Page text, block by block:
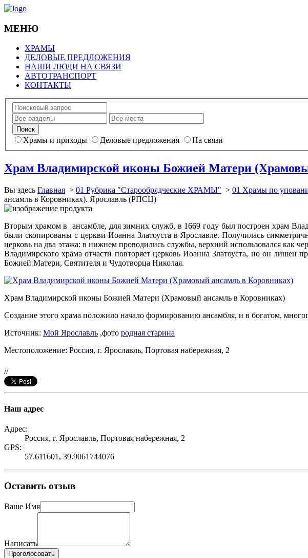
МЕНЮ
ХРАМЫ
ДЕЛОВЫЕ ПРЕДЛОЖЕНИЯ
НАШИ ЛЮДИ НА СВЯЗИ
АВТОТРАНСПОРТ
КОНТАКТЫ
Храмы и приходы Деловые предложения На связи
Храм Владимирской иконы Божией Матери
Вы здесь Главная > 01 Рубрика "Старообрядческие ХРАМЫ" > 01 Храмы по
ансамль в Коровниках). Ярославль (РПСЦ)
Вторым храмом в ансамбле, для зимних служб, в 1669 году был построен храм
были скопированы с церкви Иоанна Златоуста в Ярославле. Получилась
церковь на два этажа: в нижнем проводились службы, верхний использовался как
Владимирского храма отчасти повторяет церковь Иоанна Златоуста, но он
Божией Матери, Святителя и Чудотворца Николая.
Храм Владимирской иконы Божией Матери (Храмовый ансамль в Коровниках)
Создание этого храма положило начало формированию ансамбля, и в богатом,
Источник: Мой Ярославль ,фото родная старина
Местоположение: Россия, г. Ярославль, Портовая набережная, 2
//
Наш адрес
Адрес:
Россия, г. Ярославль, Портовая набережная, 2
GPS:
57.611601, 39.9061744076
Оставить отзыв
Ваше Имя
Написать
Проголосовать